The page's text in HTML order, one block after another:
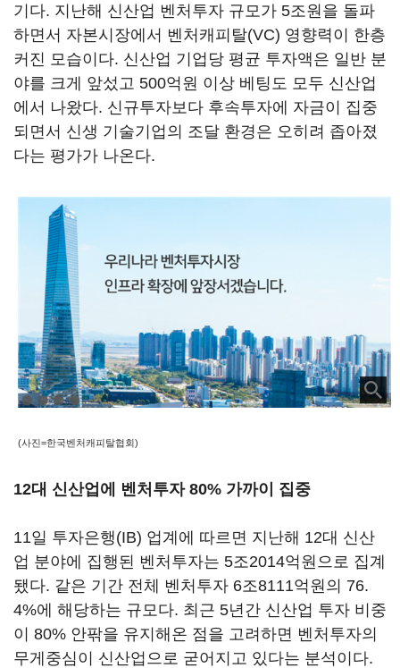
기다. 지난해 신산업 벤처투자 규모가 5조원을 돌파
하면서 자본시장에서 벤처캐피탈(VC) 영향력이 한층
커진 모습이다. 신산업 기업당 평균 투자액은 일반 분
야를 크게 앞섰고 500억원 이상 베팅도 모두 신산업
에서 나왔다. 신규투자보다 후속투자에 자금이 집중
되면서 신생 기술기업의 조달 환경은 오히려 좁아졌
다는 평가가 나온다.
(사진=한국벤처캐피탈협회)
12대 신산업에 벤처투자 80% 가까이 집중
11일 투자은행(IB) 업계에 따르면 지난해 12대 신산
업 분야에 집행된 벤처투자는 5조2014억원으로 집계
됐다. 같은 기간 전체 벤처투자 6조8111억원의 76.
4%에 해당하는 규모다. 최근 5년간 신산업 투자 비중
이 80% 안팎을 유지해온 점을 고려하면 벤처투자의
무게중심이 신산업으로 굳어지고 있다는 분석이다.